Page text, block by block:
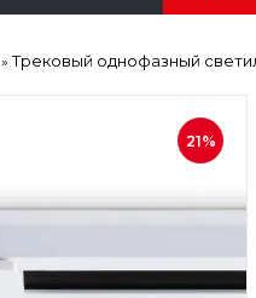
»Трековый однофазный
21%